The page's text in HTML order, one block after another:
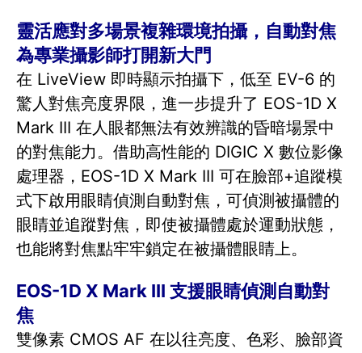
靈活應對多場景複雜環境拍攝，自動對焦
為專業攝影師打開新大門
在 LiveView 即時顯示拍攝下，低至 EV-6 的
驚人對焦亮度界限，進一步提升了 EOS-1D X
Mark III 在人眼都無法有效辨識的昏暗場景中
的對焦能力。借助高性能的 DIGIC X 數位影像
處理器，EOS-1D X Mark III 可在臉部+追蹤模
式下啟用眼睛偵測自動對焦，可偵測被攝體的
眼睛並追蹤對焦，即使被攝體處於運動狀態，
也能將對焦點牢牢鎖定在被攝體眼睛上。
EOS-1D X Mark III 支援眼睛偵測自動對
焦
雙像素 CMOS AF 在以往亮度、色彩、臉部資